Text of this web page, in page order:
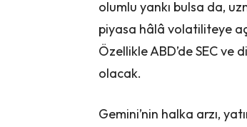
olumlu yankı bulsa da,
piyasa hâlâ volatiliteye
Özellikle ABD’de SEC
olacak.
Gemini’nin halka arzı,